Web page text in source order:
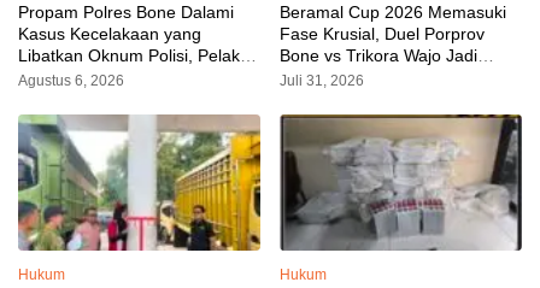
Propam Polres Bone Dalami
Kasus Kecelakaan yang
Libatkan Oknum Polisi, Pelaku
Sudah Diamankan
Agustus 6, 2026
Beramal Cup 2026 Memasuki
Fase Krusial, Duel Porprov
Bone vs Trikora Wajo Jadi
Sorotan Malam Ini
Juli 31, 2026
Hukum Hukum